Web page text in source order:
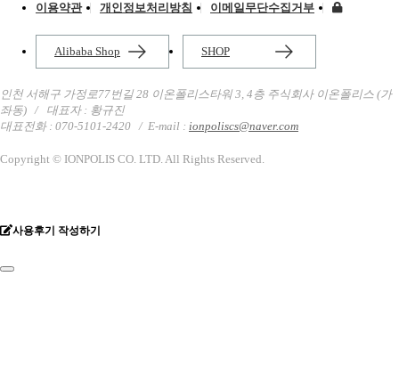
이용약관 개인정보처리방침 이메일무단수집거부
Alibaba Shop SHOP
인천 서해구 가정로77번길 28 이온폴리스타워 3, 4층 주식회사 이온폴리스 (가
좌동) / 대표자 : 황규진
대표전화 : 070-5101-2420 / E-mail : ionpoliscs@naver.com
Copyright © IONPOLIS CO. LTD. All Rights Reserved.
사용후기 작성하기